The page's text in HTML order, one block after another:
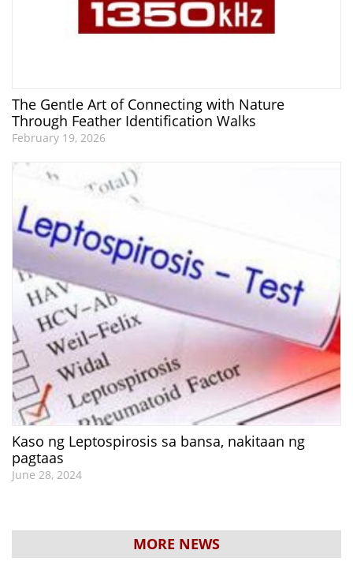
The Gentle Art of Connecting with Nature
Through Feather Identification Walks
February 19, 2026
Kaso ng Leptospirosis sa bansa, nakitaan ng
pagtaas
June 28, 2024
MORE NEWS